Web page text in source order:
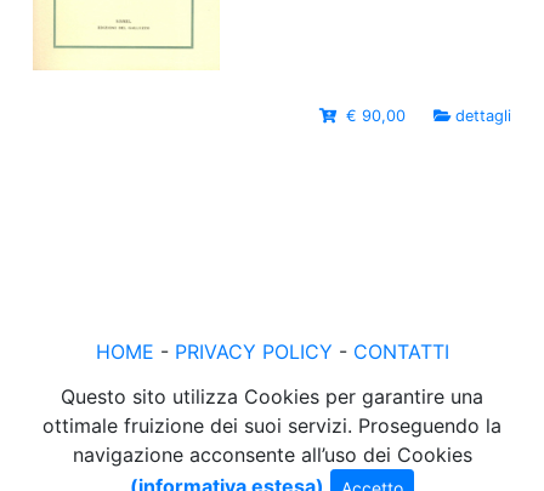
€ 90,00 dettagli
HOME - PRIVACY POLICY - CONTATTI
Questo sito utilizza Cookies per garantire una
ottimale fruizione dei suoi servizi. Proseguendo la
navigazione acconsente all’uso dei Cookies
(informativa estesa)